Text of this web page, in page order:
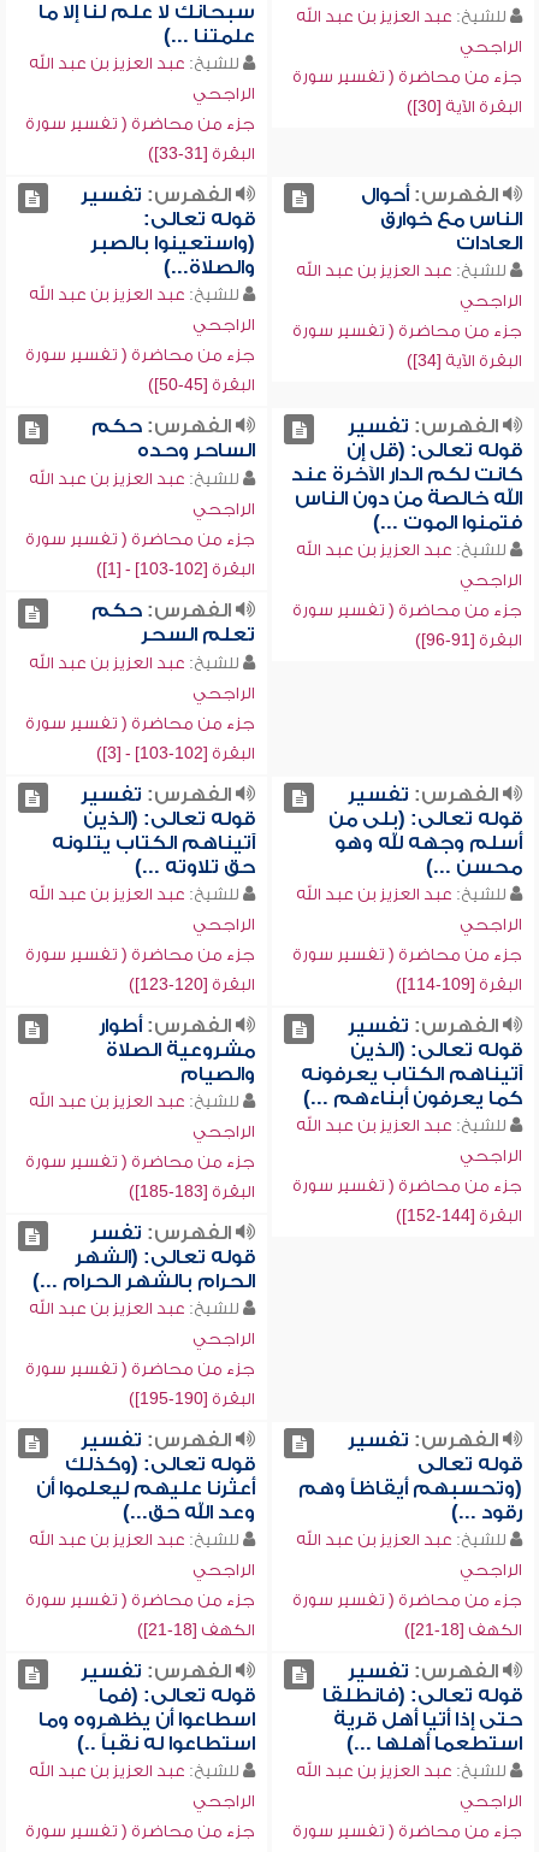
للشيخ: عبد العزيز بن عبد الله
الراجحي
جزء من محاضرة ( تفسير سورة
البقرة الآية [30])
سبحانك لا علم لنا إلا ما
علمتنا ...)
للشيخ: عبد العزيز بن عبد الله
الراجحي
جزء من محاضرة ( تفسير سورة
البقرة [31-33])
الفهرس:أحوال
الناس مع خوارق
العادات
للشيخ: عبد العزيز بن عبد الله
الراجحي
جزء من محاضرة ( تفسير سورة
البقرة الآية [34])
الفهرس: تفسير
قوله تعالى:
(واستعينوا بالصبر
والصلاة...)
للشيخ: عبد العزيز بن عبد الله
الراجحي
جزء من محاضرة ( تفسير سورة
البقرة [45-50])
الفهرس: تفسير
قوله تعالى: (قل إن
كانت لكم الدار الآخرة عند
الله خالصة من دون الناس
فتمنوا الموت ...)
للشيخ: عبد العزيز بن عبد الله
الراجحي
جزء من محاضرة ( تفسير سورة
البقرة [91-96])
الفهرس:حكم
الساحر وحده
للشيخ: عبد العزيز بن عبد الله
الراجحي
جزء من محاضرة ( تفسير سورة
البقرة [102-103] - [1])
الفهرس:حكم
تعلم السحر
للشيخ: عبد العزيز بن عبد الله
الراجحي
جزء من محاضرة ( تفسير سورة
البقرة [102-103] - [3])
الفهرس: تفسير
قوله تعالى: (بلى من
أسلم وجهه لله وهو
محسن ...)
للشيخ: عبد العزيز بن عبد الله
الراجحي
جزء من محاضرة ( تفسير سورة
البقرة [109-114])
الفهرس: تفسير
قوله تعالى: (الذين
آتيناهم الكتاب يتلونه
حق تلاوته ...)
للشيخ: عبد العزيز بن عبد الله
الراجحي
جزء من محاضرة ( تفسير سورة
البقرة [120-123])
الفهرس: تفسير
قوله تعالى: (الذين
آتيناهم الكتاب يعرفونه
كما يعرفون أبناءهم ...)
للشيخ: عبد العزيز بن عبد الله
الراجحي
جزء من محاضرة ( تفسير سورة
البقرة [144-152])
الفهرس:أطوار
مشروعية الصلاة
والصيام
للشيخ: عبد العزيز بن عبد الله
الراجحي
جزء من محاضرة ( تفسير سورة
البقرة [183-185])
الفهرس: تفسر
قوله تعالى: (الشهر
الحرام بالشهر الحرام ...)
للشيخ: عبد العزيز بن عبد الله
الراجحي
جزء من محاضرة ( تفسير سورة
البقرة [190-195])
الفهرس: تفسير
قوله تعالى
(وتحسبهم أيقاظاً وهم
رقود ...)
للشيخ: عبد العزيز بن عبد الله
الراجحي
جزء من محاضرة ( تفسير سورة
الكهف [18-21])
الفهرس: تفسير
قوله تعالى: (وكذلك
أعثرنا عليهم ليعلموا أن
وعد الله حق...)
للشيخ: عبد العزيز بن عبد الله
الراجحي
جزء من محاضرة ( تفسير سورة
الكهف [18-21])
الفهرس: تفسير
قوله تعالى: (فانطلقا
حتى إذا أتيا أهل قرية
استطعما أهلها ...)
للشيخ: عبد العزيز بن عبد الله
الراجحي
جزء من محاضرة ( تفسير سورة
الفهرس: تفسير
قوله تعالى: (فما
اسطاعوا أن يظهروه وما
استطاعوا له نقباً ..)
للشيخ: عبد العزيز بن عبد الله
الراجحي
جزء من محاضرة ( تفسير سورة